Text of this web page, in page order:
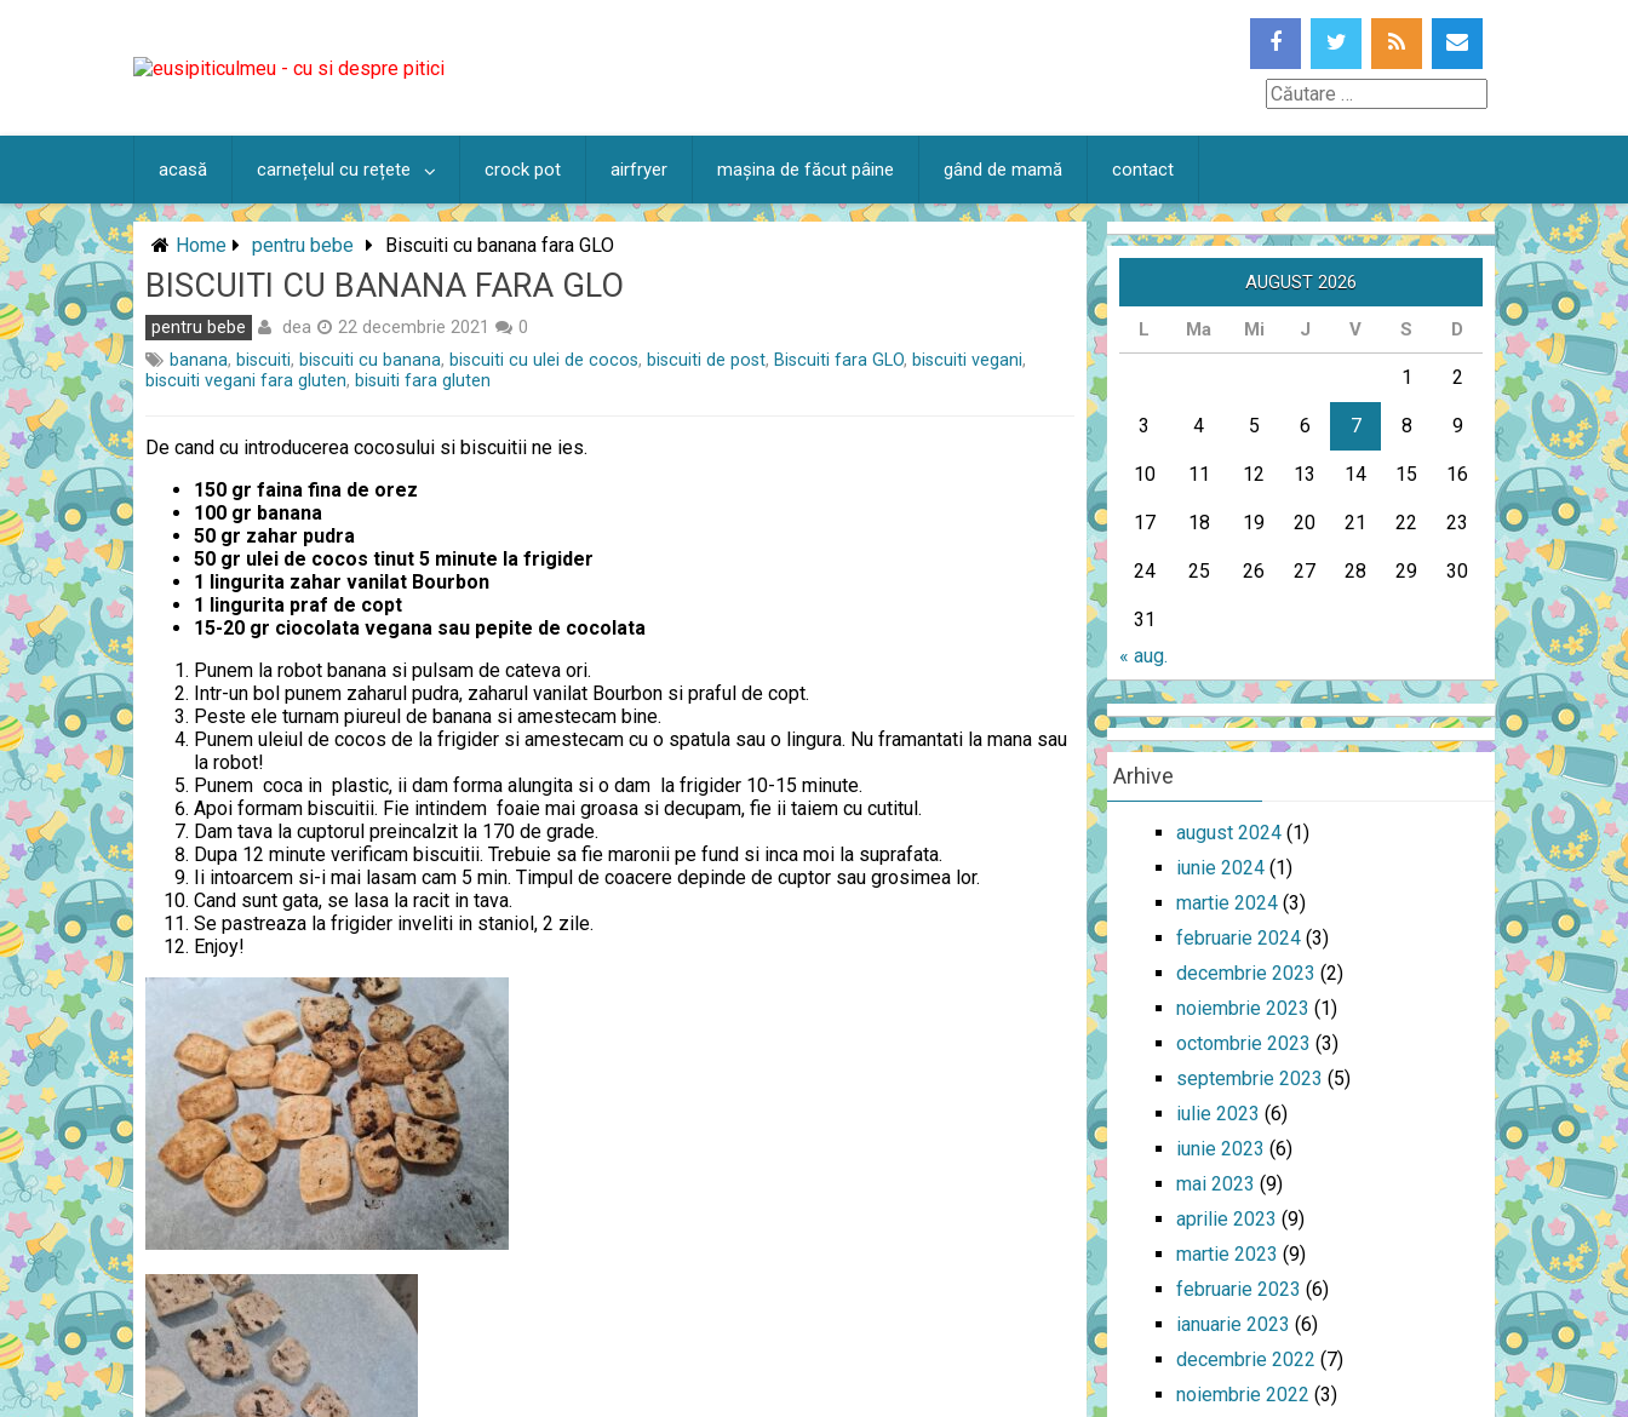
Căutare
acasă carnețelul cu rețete crock pot airfryer mașina de făcut pâine gând de mamă contact
Home pentru bebe Biscuiti cu banana fara GLO
BISCUITI CU BANANA FARA GLO
pentru bebe dea 22 decembrie 2021
0
banana, biscuiti, biscuiti cu banana, biscuiti cu ulei de cocos, biscuiti de post, Biscuiti fara GLO, biscuiti vegani,
biscuiti vegani fara gluten, bisuiti fara gluten
De cand cu introducerea cocosului si biscuitii ne ies.
150 gr faina fina de orez
100 gr banana
50 gr zahar pudra
50 gr ulei de cocos tinut 5 minute la frigider
1 lingurita zahar vanilat Bourbon
1 lingurita praf de copt
15-20 gr ciocolata vegana sau pepite de cocolata
Punem la robot banana si pulsam de cateva ori.
Intr-un bol punem zaharul pudra, zaharul vanilat Bourbon si praful de copt.
Peste ele turnam piureul de banana si amestecam bine.
Punem uleiul de cocos de la frigider si amestecam cu o spatula sau o lingura. Nu framantati la mana sau
la robot!
Punem coca in plastic, ii dam forma alungita si o dam la frigider 10-15 minute.
Apoi formam biscuitii. Fie intindem foaie mai groasa si decupam, fie ii taiem cu cutitul.
Dam tava la cuptorul preincalzit la 170 de grade.
Dupa 12 minute verificam biscuitii. Trebuie sa fie maronii pe fund si inca moi la suprafata.
Ii intoarcem si-i mai lasam cam 5 min. Timpul de coacere depinde de cuptor sau grosimea lor.
Cand sunt gata, se lasa la racit in tava.
Se pastreaza la frigider inveliti in staniol, 2 zile.
Enjoy!
AUGUST 2026
L Ma Mi J V S D
1 2
3 4 5 6 7 8 9
10 11 12 13 14 15 16
17 18 19 20 21 22 23
24 25 26 27 28 29 30
31
« aug.
Arhive
august 2024 (1)
iunie 2024 (1)
martie 2024 (3)
februarie 2024 (3)
decembrie 2023 (2)
noiembrie 2023 (1)
octombrie 2023 (3)
septembrie 2023 (5)
iulie 2023 (6)
iunie 2023 (6)
mai 2023 (9)
aprilie 2023 (9)
martie 2023 (9)
februarie 2023 (6)
ianuarie 2023 (6)
decembrie 2022 (7)
noiembrie 2022 (3)